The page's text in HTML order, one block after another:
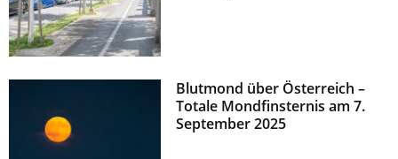
Blutmond über Österreich –
Totale Mondfinsternis am 7.
September 2025